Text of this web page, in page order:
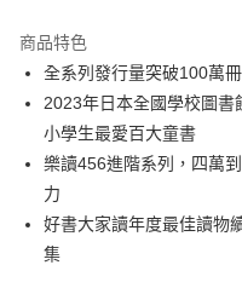
大哥付你分期
相關說明
【大哥付你分期使用說明】
1.本服務由台灣大哥大提供，台
2.付款方式選擇「大哥付你分期
流程，驗證手機門號後，選擇欲
3.實際核准額度、可分期數及費
4.訂單成立30分鐘內，如未前往
AFTEE先享後付
相關說明
【關於「AFTEE先享後付」】
AFTEE先享後付是「在收到商
便利好安心！
１．簡單：不需註冊會員、不需
ATM付款
商品特色
全系列發行量突破100萬
2023年日本全國學校圖書
小學生最愛百大童書
樂讀456進階系列，四萬
力
好書大家讀年度最佳讀物
集